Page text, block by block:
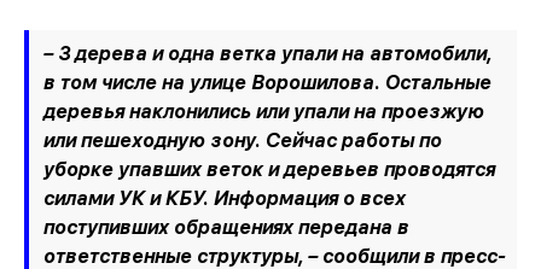
– 3 дерева и одна ветка упали на автомобили,
в том числе на улице Ворошилова. Остальные
деревья наклонились или упали на проезжую
или пешеходную зону. Сейчас работы по
уборке упавших веток и деревьев проводятся
силами УК и КБУ. Информация о всех
поступивших обращениях передана в
ответственные структуры, – сообщили в пресс-